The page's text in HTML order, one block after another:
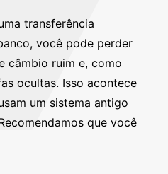
transferência
você pode perder
câmbio ruim e, como
ocultas. Isso acontece
um sistema antigo
que você